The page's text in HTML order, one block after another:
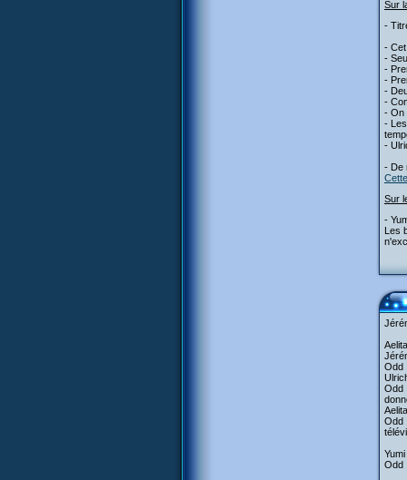
Sur
-
-
-
-
-
-
-
- On
-
-
- De
Sur
-
Les
Odd
Odd
Odd
Odd